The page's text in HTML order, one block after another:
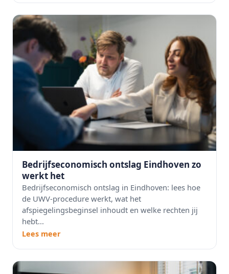
Bedrijfseconomisch ontslag Eindhoven zo
werkt het
Bedrijfseconomisch ontslag in Eindhoven: lees hoe
de UWV-procedure werkt, wat het
afspiegelingsbeginsel inhoudt en welke rechten jij
hebt...
Lees meer